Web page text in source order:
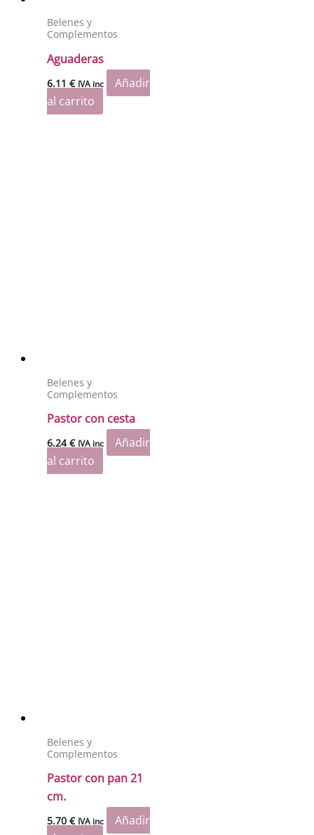
Belenes y
Complementos
Aguaderas
6.11€ IVA inc
Añadir
al carrito
Belenes y
Complementos
Pastor con cesta
6.24€ IVA inc
Añadir
al carrito
Belenes y
Complementos
Pastor con pan 21
cm.
5.70€ IVA inc
Añadir